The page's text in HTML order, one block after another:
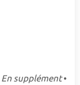
En supplément•